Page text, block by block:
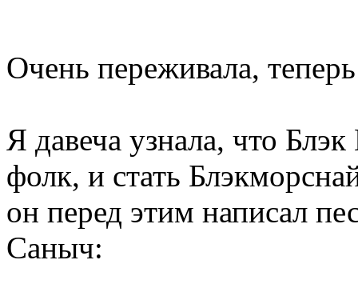
Очень переживала,
Я давеча узнала, что
фолк, и стать
он перед этим написал
Саныч: